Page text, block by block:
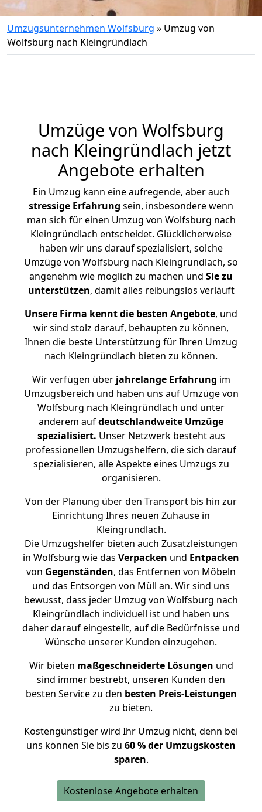
Umzugsunternehmen Wolfsburg » Umzug von
Wolfsburg nach Kleingründlach
Umzüge von Wolfsburg
nach Kleingründlach jetzt
Angebote erhalten
Ein Umzug kann eine aufregende, aber auch
stressige Erfahrung sein, insbesondere wenn
man sich für einen Umzug von Wolfsburg nach
Kleingründlach entscheidet. Glücklicherweise
haben wir uns darauf spezialisiert, solche
Umzüge von Wolfsburg nach Kleingründlach, so
angenehm wie möglich zu machen und Sie zu
unterstützen, damit alles reibungslos verläuft
Unsere Firma kennt die besten Angebote, und
wir sind stolz darauf, behaupten zu können,
Ihnen die beste Unterstützung für Ihren Umzug
nach Kleingründlach bieten zu können.
Wir verfügen überjahrelange Erfahrung im
Umzugsbereich und haben uns auf Umzüge von
Wolfsburg nach Kleingründlach und unter
anderem aufdeutschlandweite Umzüge
spezialisiert. Unser Netzwerk besteht aus
professionellen Umzugshelfern, die sich darauf
spezialisieren, alle Aspekte eines Umzugs zu
organisieren.
Von der Planung über den Transport bis hin zur
Einrichtung Ihres neuen Zuhause in
Kleingründlach.
Die Umzugshelfer bieten auch Zusatzleistungen
in Wolfsburg wie das Verpacken und Entpacken
von Gegenständen, das Entfernen von Möbeln
und das Entsorgen von Müll an. Wir sind uns
bewusst, dass jeder Umzug von Wolfsburg nach
Kleingründlach individuell ist und haben uns
daher darauf eingestellt, auf die Bedürfnisse und
Wünsche unserer Kunden einzugehen.
Wir bieten maßgeschneiderte Lösungen und
sind immer bestrebt, unseren Kunden den
besten Service zu den besten Preis-Leistungen
zu bieten.
Kostengünstiger wird Ihr Umzug nicht, denn bei
uns können Sie bis zu 60 % der Umzugskosten
sparen.
Kostenlose Angebote erhalten